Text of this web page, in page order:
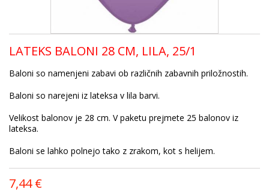
LATEKS BALONI 28 CM, LILA, 25/1
Baloni so namenjeni zabavi ob različnih zabavnih priložnostih.
Baloni so narejeni iz lateksa v lila barvi.
Velikost balonov je 28 cm. V paketu prejmete 25 balonov iz
lateksa.
Baloni se lahko polnejo tako z zrakom, kot s helijem.
7,44 €